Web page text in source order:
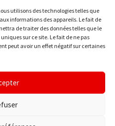
utilisons des technologies telles que
informations des appareils. Le fait de
de traiter des données telles que le
sur ce site. Le fait de ne pas
peut avoir un effet négatif sur certaines
Politique de confidentialité
Nos cookies